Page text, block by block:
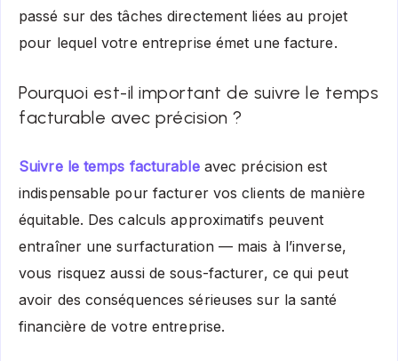
passé sur des tâches directement liées au projet
pour lequel votre entreprise émet une facture.
Pourquoi est-il important de suivre le temps
facturable avec précision ?
Suivre le temps facturableavec précision est
indispensable pour facturer vos clients de manière
équitable. Des calculs approximatifs peuvent
entraîner une surfacturation — mais à l’inverse,
vous risquez aussi de sous-facturer, ce qui peut
avoir des conséquences sérieuses sur la santé
financière de votre entreprise.